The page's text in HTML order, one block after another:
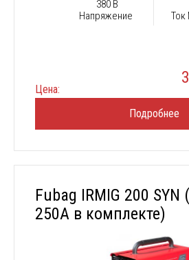
380 В
Напряжение
Ток
Цена:
Подробнее
Fubag IRMIG 200 SYN
250А в комплекте)